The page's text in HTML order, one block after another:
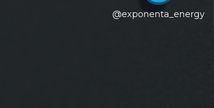
@exponenta_energy